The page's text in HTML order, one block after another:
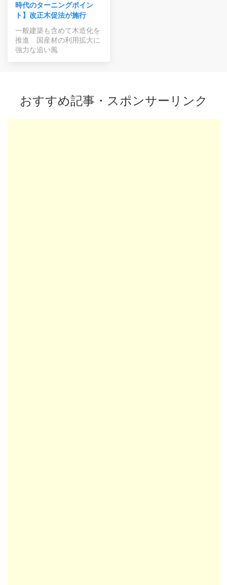
時代のターニングポイン
ト】改正木促法が施行
一般建築も含めて木造化を
推進 国産材の利用拡大に
強力な追い風
おすすめ記事・スポンサーリンク